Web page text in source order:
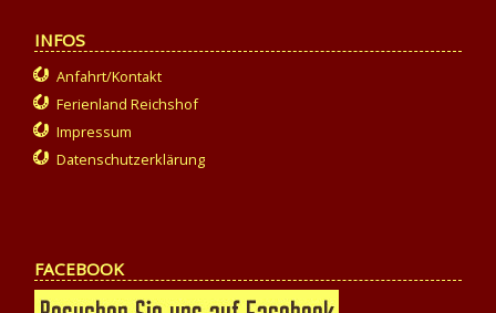
INFOS
Anfahrt/Kontakt
Ferienland Reichshof
Impressum
Datenschutzerklärung
FACEBOOK